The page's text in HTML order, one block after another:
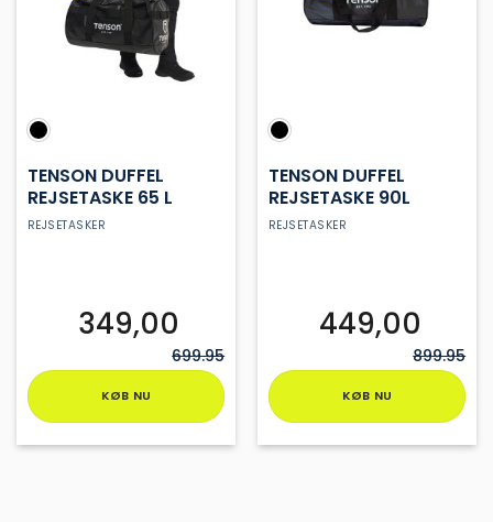
REJSETASKER
TENSON DUFFEL
REJSETASKE 65 L
KØB NU
vare
699.95
349,00
REJSETASKER
TENSON DUFFEL
REJSETASKE 90L
KØB NU
vare
899.95
449,00